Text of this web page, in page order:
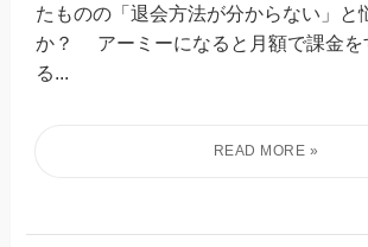
たものの「退会方法が分からない」と
か？ アーミーになると月額で課金を
る...